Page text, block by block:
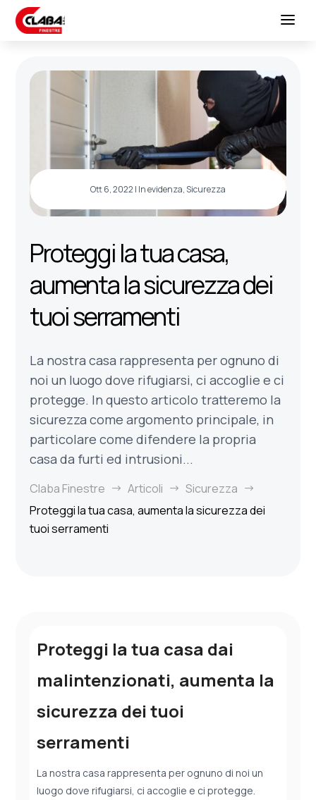
Ott 6, 2022 | In evidenza, Sicurezza
Proteggi la tua casa,
aumenta la sicurezza dei
tuoi serramenti
La nostra casa rappresenta per ognuno di
noi un luogo dove rifugiarsi, ci accoglie e ci
protegge. In questo articolo tratteremo la
sicurezza come argomento principale, in
particolare come difendere la propria
casa da furti ed intrusioni...
Claba Finestre $ Articoli $ Sicurezza $
Proteggi la tua casa, aumenta la sicurezza dei
tuoi serramenti
Proteggi la tua casa dai
malintenzionati, aumenta la
sicurezza dei tuoi
serramenti
La nostra casa rappresenta per ognuno di noi un
luogo dove rifugiarsi, ci accoglie e ci protegge.